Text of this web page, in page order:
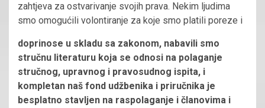
zahtjeva za ostvarivanje svojih prava. Nekim ljudima
smo omogućili volontiranje za koje smo platili poreze i
doprinose u skladu sa zakonom, nabavili smo
stručnu literaturu koja se odnosi na polaganje
stručnog, upravnog i pravosudnog ispita, i
kompletan naš fond udžbenika i priručnika je
besplatno stavljen na raspolaganje i članovima i